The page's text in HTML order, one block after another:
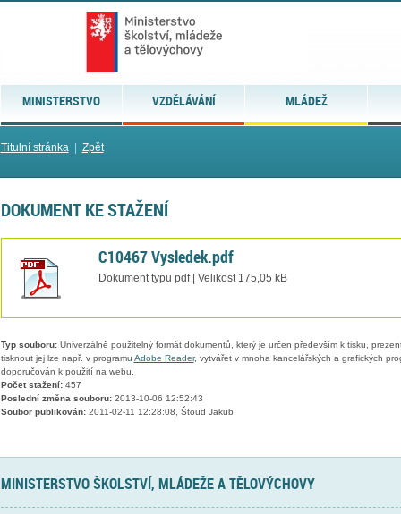
MINISTERSTVO VZDĚLÁVÁNÍ MLÁDEŽ
Titulní stránka| Zpět
DOKUMENT KE STAŽENÍ
C10467 Vysledek.pdf
Dokument typu pdf | Velikost 175,05 kB
Typ souboru:Univerzálně použitelný formát dokumentů, který je určen především k tisku,
tisknout jej lze např. v programu Adobe Reader, vytvářet v mnoha kancelářských a grafických
doporučován k použití na webu.
Počet stažení:457
Poslední změna souboru:2013-10-06 12:52:43
Soubor publikován:2011-02-11 12:28:08, Štoud Jakub
MINISTERSTVO ŠKOLSTVÍ, MLÁDEŽE A TĚLOVÝCHOVY